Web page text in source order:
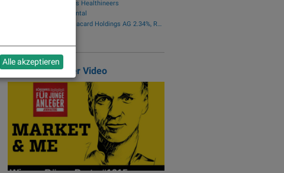
BSN MA-Event Siemens Healthineers
BSN MA-Event Continental
Star der Stunde: Austriacard Holdings AG 2.34%, Rutsch der Stunde: Rosenbauer -1.95%
Featured Partner Video
Alle akzeptieren